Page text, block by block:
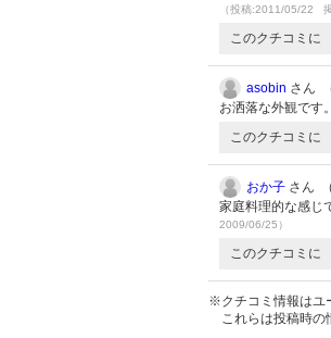
（投稿:2011/05/22
このクチコミに
asobin さん
お洒落な外観です
このクチコミに
おか子 さん
家庭料理的な感じ
2009/06/25）
このクチコミに
※クチコミ情報はユ
これらは投稿時の